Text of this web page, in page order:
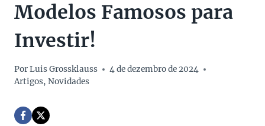
Modelos Famosos para
Investir!
PorLuis Grossklauss
4 de dezembro de 2024
Artigos, Novidades